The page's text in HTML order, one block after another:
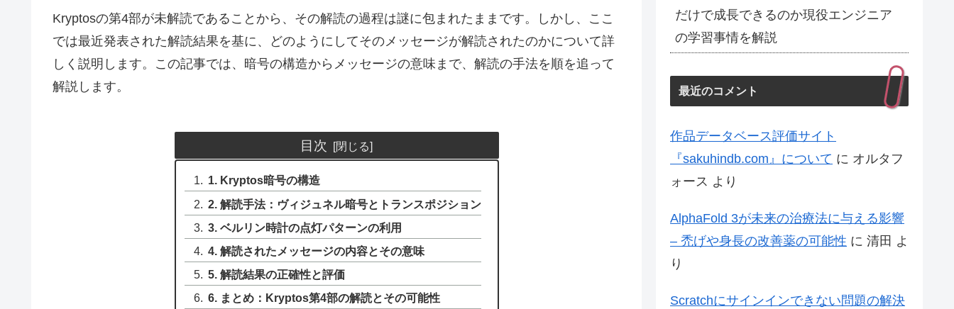
Kryptosの第4部が未解読であることから、その解読の過程は謎に包まれたままです。しかし、ここ
では最近発表された解読結果を基に、どのようにしてそのメッセージが解読されたのかについて詳
しく説明します。この記事では、暗号の構造からメッセージの意味まで、解読の手法を順を追って
解説します。
目次
1. Kryptos暗号の構造
2. 解読手法：ヴィジュネル暗号とトランスポジション
3. ベルリン時計の点灯パターンの利用
4. 解読されたメッセージの内容とその意味
5. 解読結果の正確性と評価
6. まとめ：Kryptos第4部の解読とその可能性
だけで成長できるのか現役エンジニア
の学習事情を解説
最近のコメント
作品データベース評価サイト
『sakuhindb.com』について に オルタフ
ォース より
AlphaFold 3が未来の治療法に与える影響
– 禿げや身長の改善薬の可能性 に 清田 よ
り
Scratchにサインインできない問題の解決